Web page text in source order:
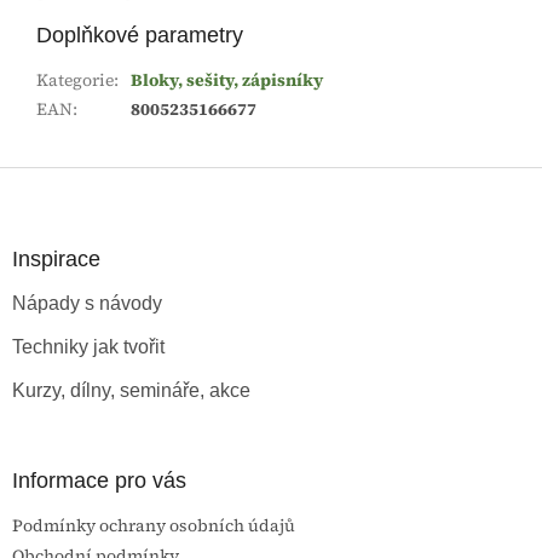
Doplňkové parametry
Kategorie: Bloky, sešity, zápisníky
EAN: 8005235166677
Inspirace
Nápady s návody
Techniky jak tvořit
Kurzy, dílny, semináře, akce
Informace pro vás
Podmínky ochrany osobních údajů